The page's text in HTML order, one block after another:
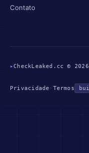
Contato
▸CheckLeaked.cc © 2026
Privacidade · Termos